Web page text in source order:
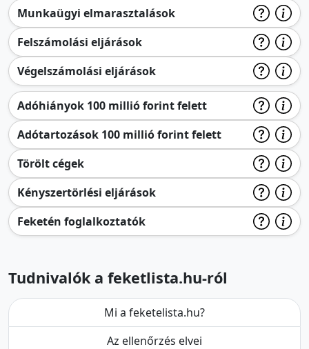
Munkaügyi elmarasztalások
Felszámolási eljárások
Végelszámolási eljárások
Adóhiányok 100 millió forint felett
Adótartozások 100 millió forint felett
Törölt cégek
Kényszertörlési eljárások
Feketén foglalkoztatók
Tudnivalók a feketlista.hu-ról
Mi a feketelista.hu?
Az ellenőrzés elvei